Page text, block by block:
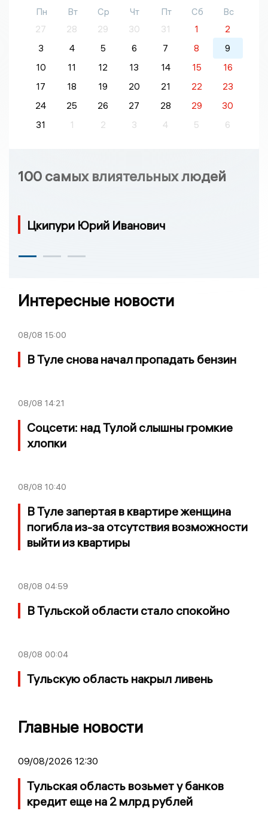
Пн Вт Ср Чт Пт Сб
Вс
27
28 29 30 31 1
2
3
4 5 6 7 8
9
10
11 12 13 14 15
16
17
18 19 20 21 22
23
24
25 26 27 28 29
30
31
1 2 3 4 5 6
100 самых влиятельных людей
Цкипури Юрий Иванович
Интересные новости
08/08 15:00
В Туле снова начал пропадать бензин
08/08 14:21
Соцсети: над Тулой слышны громкие
хлопки
08/08 10:40
В Туле запертая в квартире женщина
погибла из-за отсутствия возможности
выйти из квартиры
08/08 04:59
В Тульской области стало спокойно
08/08 00:04
Тульскую область накрыл ливень
Главные новости
09/08/2026 12:30
Тульская область возьмет у банков
кредит еще на 2 млрд рублей